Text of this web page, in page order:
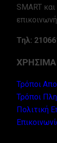
SMART
Τηλ:
ΧΡΗΣΙΜΑ
Τρόποι
Τρόποι
Πολιτική